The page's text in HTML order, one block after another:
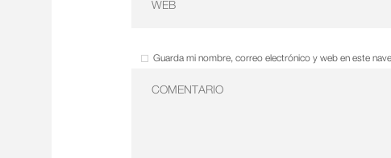
Guarda mi nombre, correo electrónico y web en este